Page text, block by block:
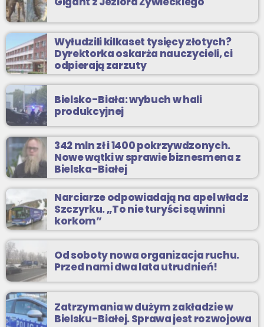
Wyłudzili kilkaset tysięcy złotych?
Dyrektorka oskarża nauczycieli, ci
odpierają zarzuty
Bielsko-Biała: wybuch w hali
produkcyjnej
342 mln zł i 1400 pokrzywdzonych.
Nowe wątki w sprawie biznesmena z
Bielska-Białej
Narciarze odpowiadają na apel władz
Szczyrku. „To nie turyści są winni
korkom”
Od soboty nowa organizacja ruchu.
Przed nami dwa lata utrudnień!
Zatrzymania w dużym zakładzie w
Bielsku-Białej. Sprawa jest rozwojowa